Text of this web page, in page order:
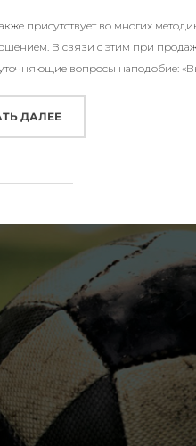
присутствует во многих
В связи с этим при
вопросы наподобие:
ДАЛЕЕ«ОТРАБОТКА